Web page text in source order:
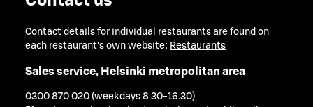
Contact details for individual restaurants are found on
each restaurant's own website: Restaurants
Sales service, Helsinki metropolitan area
0300 870 020 (weekdays 8.30-16.30)